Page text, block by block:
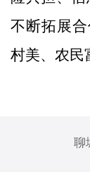
不断拓展
村美、农民
聊